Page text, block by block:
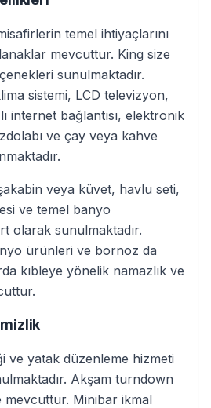
temel ihtiyaçlarını
mevcuttur. King size
sunulmaktadır.
sistemi, LCD televizyon,
internet bağlantısı, elektronik
ve çay veya kahve
veya küvet, havlu seti,
ve temel banyo
olarak sunulmaktadır.
ürünleri ve bornoz da
kıbleye yönelik namazlık ve
ve yatak düzenleme hizmeti
Akşam turndown
mevcuttur. Minibar ikmal